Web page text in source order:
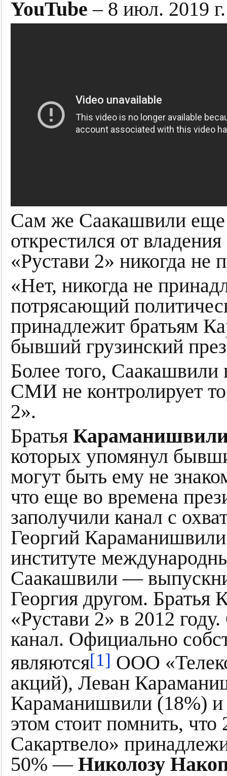
YouTube – 8 июл. 2019 г.
Сам же Саакашвили еще
открестился от
«Рустави 2» никогда не
«Нет, никогда не
потрясающий
принадлежит братьям
бывший грузинский
Более того, Саакашвили
СМИ не контролирует
2».
Братья
которых упомянул
могут быть ему не
что еще во времена
заполучили канал с
Георгий
институте
Саакашвили —
Георгия другом.
«Рустави 2» в 2012
канал. Официально
являются[1] ООО
акций), Леван
Караманишвили (18%)
этом стоит помнить,
Сакартвело»
50% — Николозу